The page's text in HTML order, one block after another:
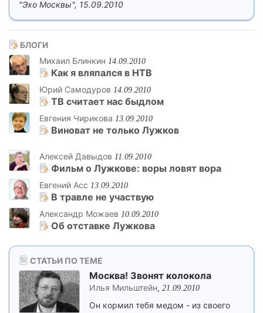
"Эхо Москвы", 15.09.2010
БЛОГИ
Михаил Блинкин 14.09.2010
Как я вляпался в НТВ
Юрий Самодуров 14.09.2010
ТВ считает нас быдлом
Евгения Чирикова 13.09.2010
Виноват не только Лужков
Алексей Давыдов 11.09.2010
Фильм о Лужкове: воры ловят вора
Евгений Асс 13.09.2010
В травле не участвую
Александр Можаев 10.09.2010
Об отставке Лужкова
СТАТЬИ ПО ТЕМЕ
Москва! Звонят колокола
Илья Мильштейн, 21.09.2010
Он кормил тебя медом - из своего